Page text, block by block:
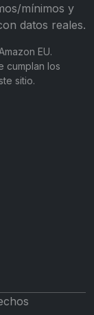
mínimos y
datos reales.
EU.
cumplan los
sitio.